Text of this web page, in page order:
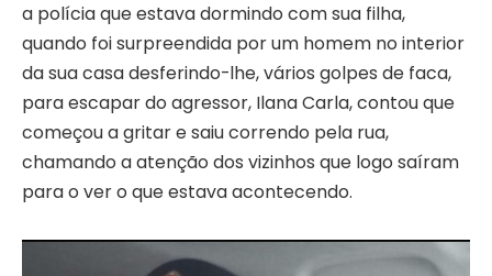
a polícia que estava dormindo com sua filha,
quando foi surpreendida por um homem no interior
da sua casa desferindo-lhe, vários golpes de faca,
para escapar do agressor, Ilana Carla, contou que
começou a gritar e saiu correndo pela rua,
chamando a atenção dos vizinhos que logo saíram
para o ver o que estava acontecendo.